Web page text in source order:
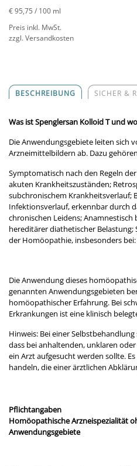
€ 95,75 / 100 ml
Preis inkl. MwSt.
zzgl. Versandkosten
BESCHREIBUNG SICHER &
Was ist Spenglersan Kolloid T und
Die Anwendungsgebiete leiten sich
Arzneimittelbildern ab. Dazu
Symptomatisch nach den Regeln
akuten Krankheitszuständen;
subchronischem Krankheitsverlauf;
Infektionsverlauf, erkennbar durch
chronischen Leidens;
hereditärer diathetischer Belastung;
der Homöopathie, insbesonders
Die Anwendung dieses
genannten Anwendungsgebieten
homöopathischer Erfahrung. Bei
Erkrankungen ist eine klinisch
Hinweis: Bei einer
dass bei anhaltenden, unklaren
ein Arzt aufgesucht werden sollte.
handeln, die einer ärztlichen
Pflichtangaben
Homöopathische Arzneispezialität
Anwendungsgebiete